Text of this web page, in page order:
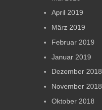
April 2019
März 2019
Februar 2019
Januar 2019
Dezember 2018
November 2018
Oktober 2018